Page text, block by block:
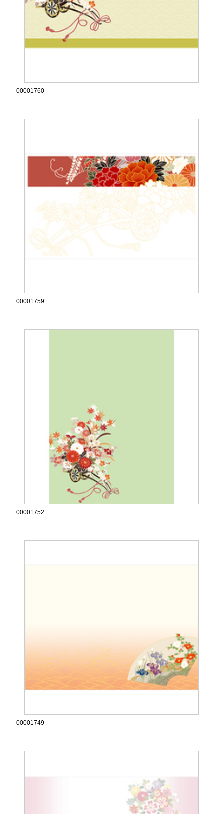
00001760
00001759
00001752
00001749